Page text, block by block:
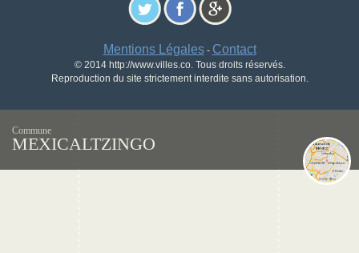
Mentions Légales- Contact
© 2014 http://www.villes.co. Tous droits réservés.
Reproduction du site strictement interdite sans autorisation.
Commune
MEXICALTZINGO